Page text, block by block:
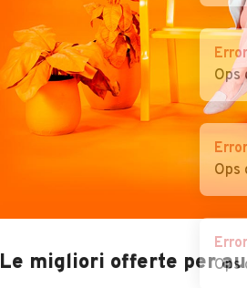
Le migliori offerte per
Error
Ops
Error
Ops
Error
Ops